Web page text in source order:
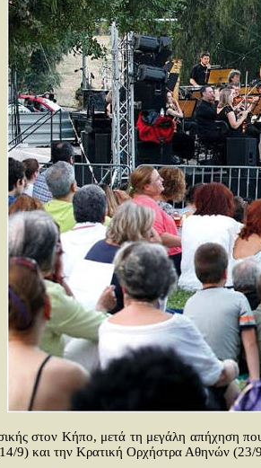
στον Κήπο, μετά τη μεγάλη απήχηση
9) και την Κρατική Ορχήστρα Αθηνών (23/